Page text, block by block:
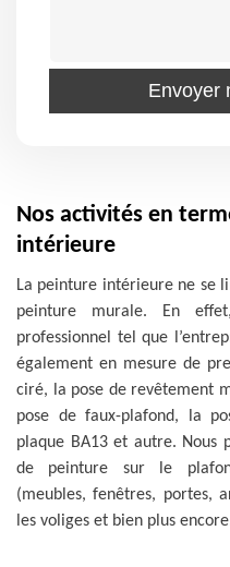
Nos activités en
intérieure
La peinture intérieure ne se
peinture murale. En
professionnel tel que
également en mesure de
ciré, la pose de revêtement
pose de faux-plafond, la
plaque BA13 et autre. Nous
de peinture sur le
(meubles, fenêtres, portes,
les voliges et bien plus